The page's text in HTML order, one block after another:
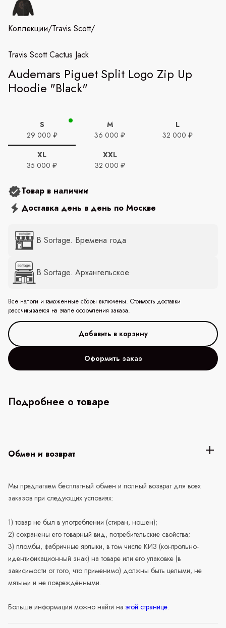
Коллекции/Travis Scott/
Travis Scott Cactus Jack
Audemars Piguet Split Logo Zip Up
Hoodie "Black"
S
29 000 ₽
M
36 000 ₽
L
32 000 ₽
XL
35 000 ₽
XXL
32 000 ₽
Товар в наличии
Доставка день в день по Москве
В Sortage. Времена года
В Sortage. Архангельское
Все налоги и таможенные сборы включены. Стоимость доставки
рассчитывается на этапе оформления заказа.
Оформить заказ
Подробнее о товаре
Обмен и возврат
Мы предлагаем бесплатный обмен и полный возврат для всех
заказов при следующих условиях:
1) товар не был в употреблении (стиран, ношен);
2) сохранены его товарный вид, потребительские свойства;
3) пломбы, фабричные ярлыки, в том числе КИЗ (контрольно-
идентификационный знак) на товаре или его упаковке (в
зависимости от того, что применимо) должны быть целыми, не
мятыми и не повреждёнными.
Больше информации можно найти на этой странице.